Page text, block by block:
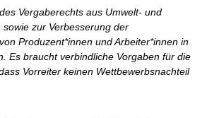
Vergaberechts aus Umwelt- und
zur Verbesserung der
Produzent*innen und Arbeiter*innen in
Es braucht verbindliche Vorgaben für die
Vorreiter keinen Wettbewerbsnachteil